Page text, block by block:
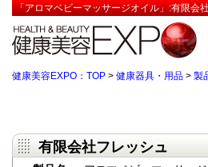
「アロマベビーマッサージオイル」:有限会
健康美容EXPO：TOP > 健康器具・用品 > 製
有限会社フレッシュ